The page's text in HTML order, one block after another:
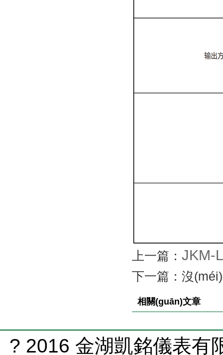
上一篇： JKM-
下一篇：沒(méi)有
相關(guān)文章
? 2016 金湖凱銘儀表有